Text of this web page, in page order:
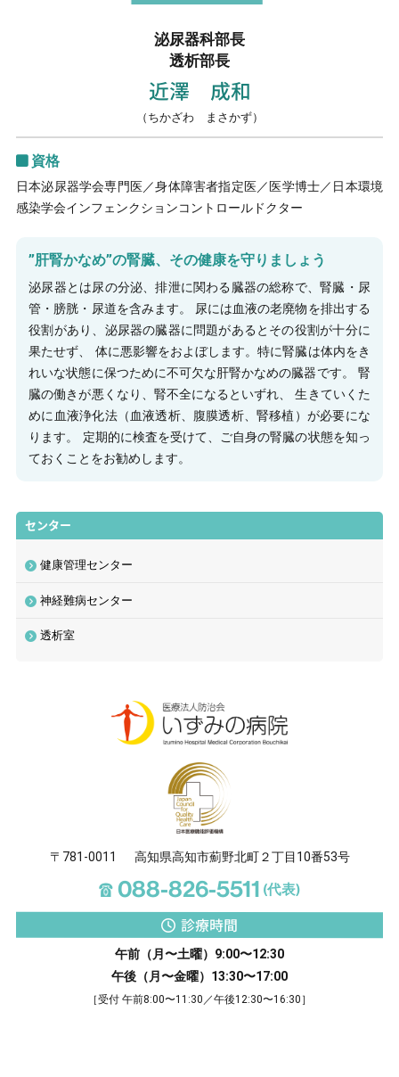
泌尿器科部長
透析部長
近澤 成和
（ちかざわ まさかず）
資格
日本泌尿器学会専門医／身体障害者指定医／医学博士／日本環境
感染学会インフェンクションコントロールドクター
”肝腎かなめ”の腎臓、その健康を守りましょう
泌尿器とは尿の分泌、排泄に関わる臓器の総称で、腎臓・尿
管・膀胱・尿道を含みます。 尿には血液の老廃物を排出する
役割があり、泌尿器の臓器に問題があるとその役割が十分に
果たせず、 体に悪影響をおよぼします。特に腎臓は体内をき
れいな状態に保つために不可欠な肝腎かなめの臓器です。 腎
臓の働きが悪くなり、腎不全になるといずれ、 生きていくた
めに血液浄化法（血液透析、腹膜透析、腎移植）が必要にな
ります。 定期的に検査を受けて、ご自身の腎臓の状態を知っ
ておくことをお勧めします。
センター
健康管理センター
神経難病センター
透析室
〒781-0011 高知県高知市薊野北町２丁目10番53号
☎088-826-5511 (代表)
診療時間
午前（月〜土曜）9:00〜12:30
午後（月〜金曜）13:30〜17:00
［受付 午前8:00〜11:30／午後12:30〜16:30］